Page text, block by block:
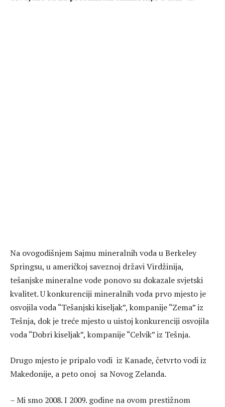
Na ovogodišnjem Sajmu mineralnih voda u Berkeley
Springsu, u američkoj saveznoj državi Virdžinija,
tešanjske mineralne vode ponovo su dokazale svjetski
kvalitet. U konkurenciji mineralnih voda prvo mjesto je
osvojila voda “Tešanjski kiseljak”, kompanije “Zema” iz
Tešnja, dok je treće mjesto u uistoj konkurenciji osvojila
voda “Dobri kiseljak”, kompanije “Celvik” iz Tešnja.
Drugo mjesto je pripalo vodi iz Kanade, četvrto vodi iz
Makedonije, a peto onoj sa Novog Zelanda.
– Mi smo 2008. I 2009. godine na ovom prestižnom